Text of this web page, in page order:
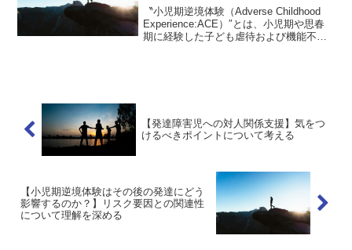
る
〝小児期逆境体験（Adverse Childhood
Experience:ACE）″とは、小児期や思春
期に経験した子ども虐待および機能不
【発達障害児への対人関係支援】気をつ
けるべきポイントについて考える
【小児期逆境体験はその後の発達にどう
影響するのか？】リスク要因との関連性
について理解を深める